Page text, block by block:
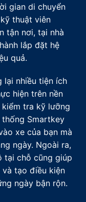
gian di chuyển
thuật viên
tận nơi, tại nhà
lắp đặt hệ
quả.
lại nhiều tiện ích
hiện trên nền
tra kỹ lưỡng
Smartkey
xe của bạn mà
ngày. Ngoài ra,
tại chỗ cũng giúp
và tạo điều kiện
ngày bận rộn.